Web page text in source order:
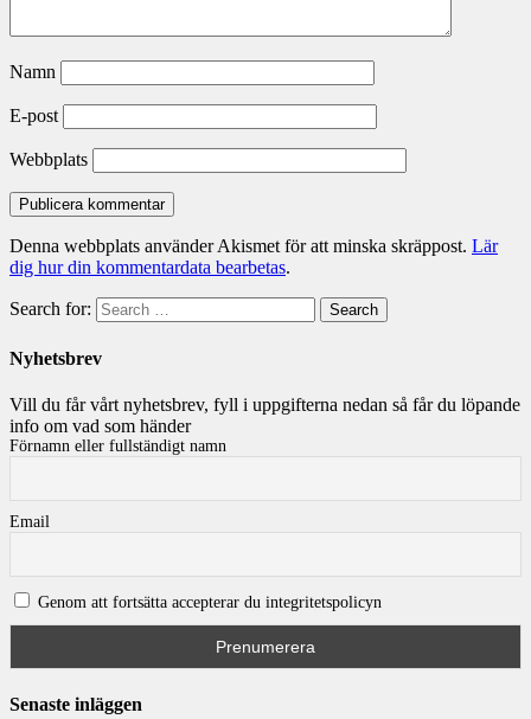
Namn
E-post
Webbplats
Denna webbplats använder Akismet för att minska skräppost. Lär
dig hur din kommentardata bearbetas.
Search for: Search
Nyhetsbrev
Vill du får vårt nyhetsbrev, fyll i uppgifterna nedan så får du löpande
info om vad som händer
Förnamn eller fullständigt namn
Email
Genom att fortsätta accepterar du integritetspolicyn
Senaste inläggen